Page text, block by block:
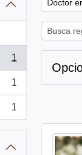
1
1
1
Doctor